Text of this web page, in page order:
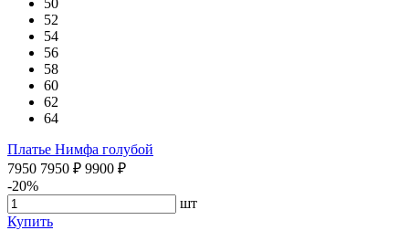
52
54
56
58
60
62
64
Платье Нимфа голубой
7950 7950 ₽ 9900 ₽
-20%
шт
Купить